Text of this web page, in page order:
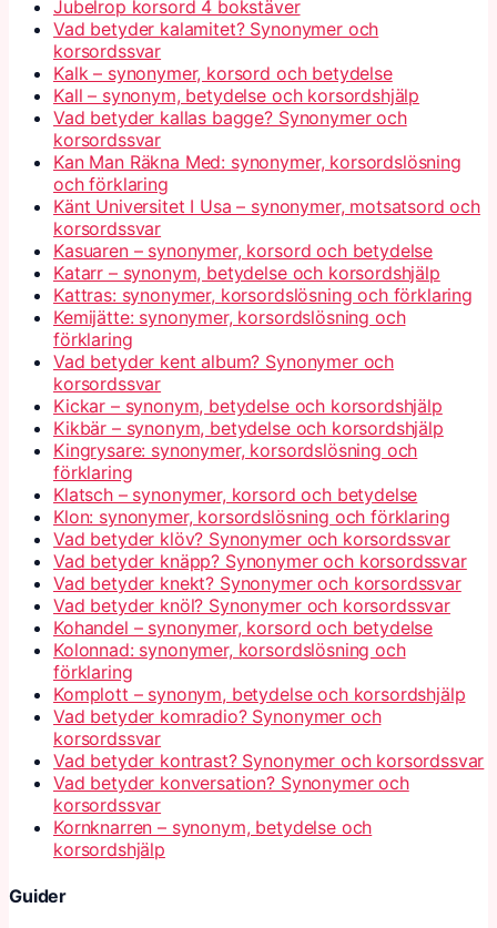
Jubelrop korsord 4 bokstäver
Vad betyder kalamitet? Synonymer och
korsordssvar
Kalk – synonymer, korsord och betydelse
Kall – synonym, betydelse och korsordshjälp
Vad betyder kallas bagge? Synonymer och
korsordssvar
Kan Man Räkna Med: synonymer, korsordslösning
och förklaring
Känt Universitet I Usa – synonymer, motsatsord och
korsordssvar
Kasuaren – synonymer, korsord och betydelse
Katarr – synonym, betydelse och korsordshjälp
Kattras: synonymer, korsordslösning och förklaring
Kemijätte: synonymer, korsordslösning och
förklaring
Vad betyder kent album? Synonymer och
korsordssvar
Kickar – synonym, betydelse och korsordshjälp
Kikbär – synonym, betydelse och korsordshjälp
Kingrysare: synonymer, korsordslösning och
förklaring
Klatsch – synonymer, korsord och betydelse
Klon: synonymer, korsordslösning och förklaring
Vad betyder klöv? Synonymer och korsordssvar
Vad betyder knäpp? Synonymer och korsordssvar
Vad betyder knekt? Synonymer och korsordssvar
Vad betyder knöl? Synonymer och korsordssvar
Kohandel – synonymer, korsord och betydelse
Kolonnad: synonymer, korsordslösning och
förklaring
Komplott – synonym, betydelse och korsordshjälp
Vad betyder komradio? Synonymer och
korsordssvar
Vad betyder kontrast? Synonymer och korsordssvar
Vad betyder konversation? Synonymer och
korsordssvar
Kornknarren – synonym, betydelse och
korsordshjälp
Guider